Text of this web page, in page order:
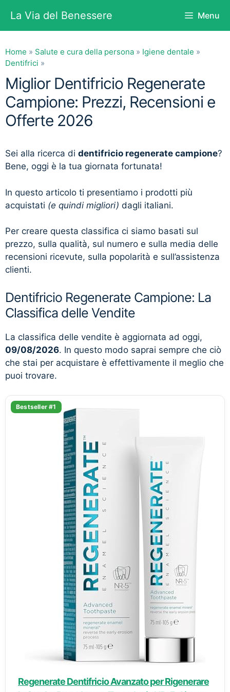
contenuto
La Via del Benessere Menu
Home » Salute e cura della persona » Igiene dentale »
Dentifrici »
Miglior Dentifricio Regenerate
Campione: Prezzi, Recensioni e
Offerte 2026
Sei alla ricerca di dentifricio regenerate campione?
Bene, oggi è la tua giornata fortunata!
In questo articolo ti presentiamo i prodotti più
acquistati (e quindi migliori) dagli italiani.
Per creare questa classifica ci siamo basati sul
prezzo, sulla qualità, sul numero e sulla media delle
recensioni ricevute, sulla popolarità e sull’assistenza
clienti.
Dentifricio Regenerate Campione: La
Classifica delle Vendite
La classifica delle vendite è aggiornata ad oggi,
09/08/2026. In questo modo saprai sempre che ciò
che stai per acquistare è effettivamente il meglio che
puoi trovare.
Bestseller #1
Regenerate Dentifricio Avanzato per Rigenerare